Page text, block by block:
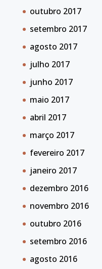
outubro 2017
setembro 2017
agosto 2017
julho 2017
junho 2017
maio 2017
abril 2017
março 2017
fevereiro 2017
janeiro 2017
dezembro 2016
novembro 2016
outubro 2016
setembro 2016
agosto 2016